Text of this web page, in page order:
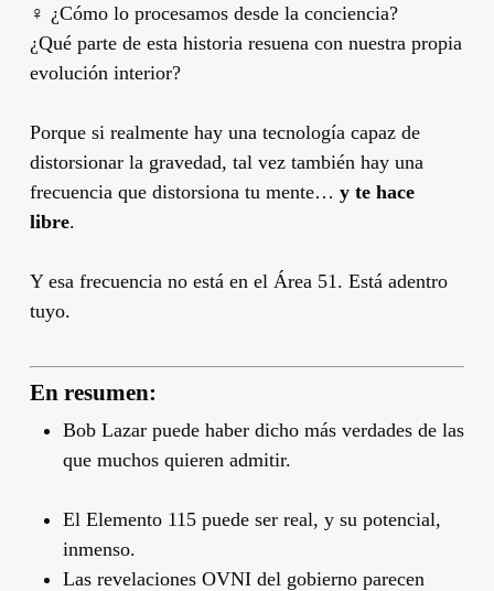
‍♀️ ¿Cómo lo procesamos desde la conciencia?
¿Qué parte de esta historia resuena con nuestra propia
evolución interior?
Porque si realmente hay una tecnología capaz de
distorsionar la gravedad, tal vez también hay una
frecuencia que distorsiona tu mente… y te hace
libre.
Y esa frecuencia no está en el Área 51. Está adentro
tuyo.
En resumen:
Bob Lazar puede haber dicho más verdades de las
que muchos quieren admitir.
El Elemento 115 puede ser real, y su potencial,
inmenso.
Las revelaciones OVNI del gobierno parecen